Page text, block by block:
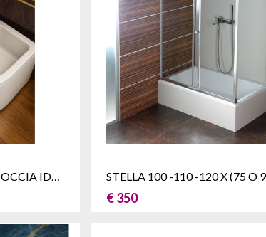
NINFEA 90 X 90 VASCA DOCCIA IDROMASSAGGIO
€ 350